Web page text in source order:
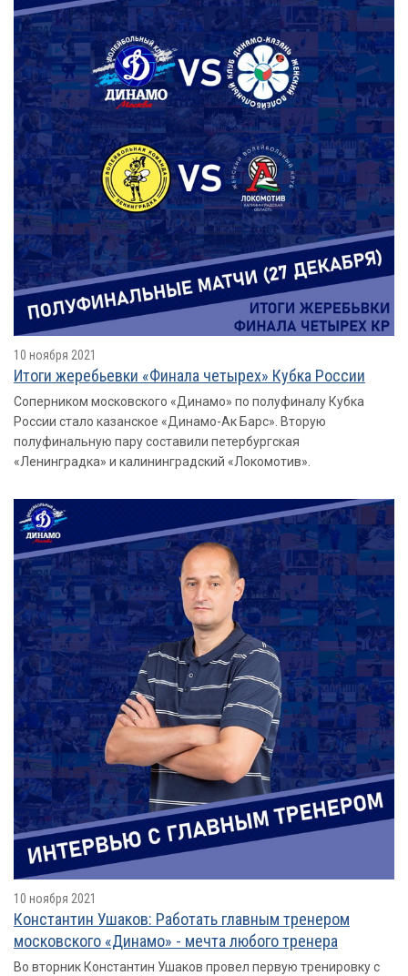
10 ноября 2021
Итоги жеребьевки «Финала четырех» Кубка России
Соперником московского «Динамо» по полуфиналу Кубка
России стало казанское «Динамо-Ак Барс». Вторую
полуфинальную пару составили петербургская
«Ленинградка» и калининградский «Локомотив».
10 ноября 2021
Константин Ушаков: Работать главным тренером
московского «Динамо» - мечта любого тренера
Во вторник Константин Ушаков провел первую тренировку с